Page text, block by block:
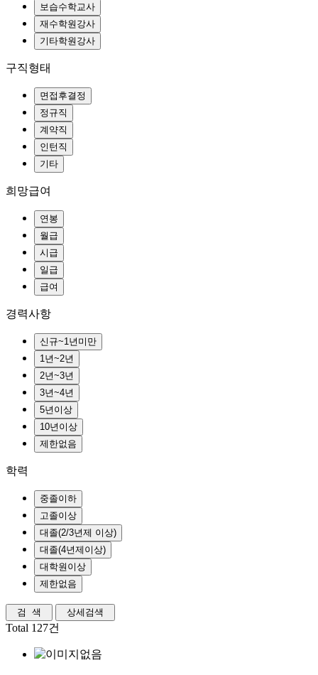
구직형태
희망급여
경력사항
학력
Total 127건